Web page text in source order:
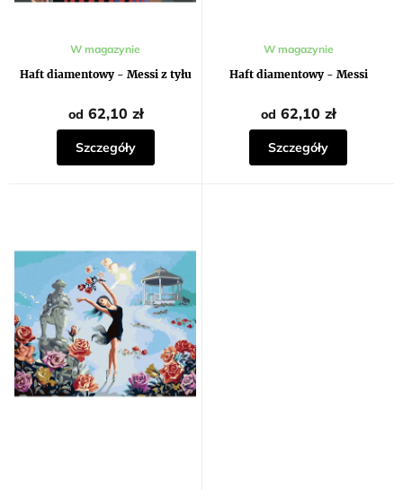
Haft diamentowy - Messi z tyłu
Średnia
ocena
produktu
wynosi
na
5
gwiazdek.
W magazynie
od 62,10 zł
Szczegóły
Haft diamentowy - Messi
W magazynie
od 62,10 zł
Szczegóły